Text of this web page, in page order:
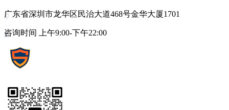
广东省深圳市龙华区民治大道468号金华大厦1701
咨询时间 上午9:00-下午22:00